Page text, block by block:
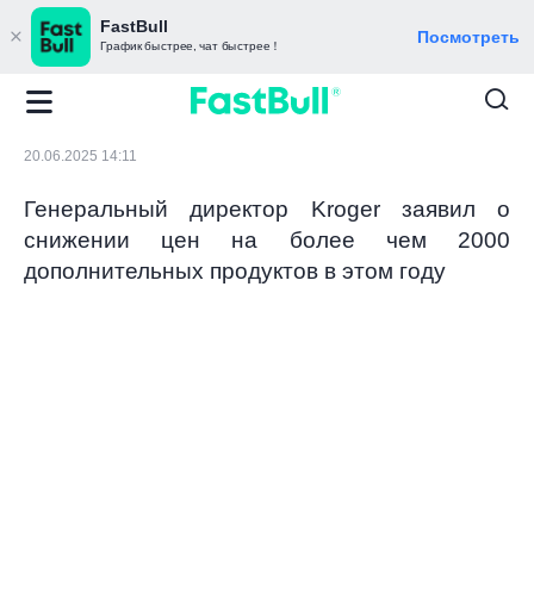
FastBull
График быстрее, чат быстрее！ Посмотреть
20.06.2025 14:11
Генеральный директор Kroger заявил о
снижении цен на более чем 2000
дополнительных продуктов в этом году